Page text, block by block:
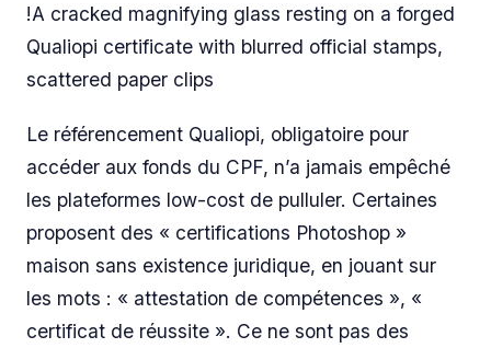
!A cracked magnifying glass resting on a forged
Qualiopi certificate with blurred official stamps,
scattered paper clips
Le référencement Qualiopi, obligatoire pour
accéder aux fonds du CPF, n’a jamais empêché
les plateformes low-cost de pulluler. Certaines
proposent des « certifications Photoshop »
maison sans existence juridique, en jouant sur
les mots : « attestation de compétences », «
certificat de réussite ». Ce ne sont pas des